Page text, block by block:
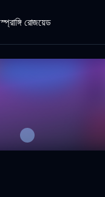
স্প্রাঙ্গি রোজয়েড